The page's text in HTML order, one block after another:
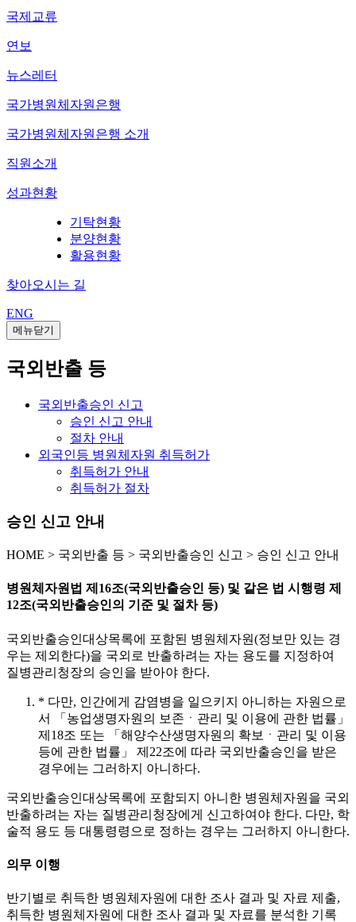
국제교류
연보
뉴스레터
국가병원체자원은행
국가병원체자원은행 소개
직원소개
성과현황
기탁현황
분양현황
활용현황
찾아오시는 길
ENG
메뉴닫기
국외반출 등
국외반출승인 신고
승인 신고 안내
절차 안내
외국인등 병원체자원 취득허가
취득허가 안내
취득허가 절차
승인 신고 안내
HOME > 국외반출 등 > 국외반출승인 신고 > 승인 신고 안내
병원체자원법 제16조(국외반출승인 등) 및 같은 법 시행령 제
12조(국외반출승인의 기준 및 절차 등)
국외반출승인대상목록에 포함된 병원체자원(정보만 있는 경
우는 제외한다)을 국외로 반출하려는 자는 용도를 지정하여
질병관리청장의 승인을 받아야 한다.
* 다만, 인간에게 감염병을 일으키지 아니하는 자원으로
서 「농업생명자원의 보존ㆍ관리 및 이용에 관한 법률」
제18조 또는 「해양수산생명자원의 확보ㆍ관리 및 이용
등에 관한 법률」 제22조에 따라 국외반출승인을 받은
경우에는 그러하지 아니하다.
국외반출승인대상목록에 포함되지 아니한 병원체자원을 국외
반출하려는 자는 질병관리청장에게 신고하여야 한다. 다만, 학
술적 용도 등 대통령령으로 정하는 경우는 그러하지 아니한다.
의무 이행
반기별로 취득한 병원체자원에 대한 조사 결과 및 자료 제출,
취득한 병원체자원에 대한 조사 결과 및 자료를 분석한 기록